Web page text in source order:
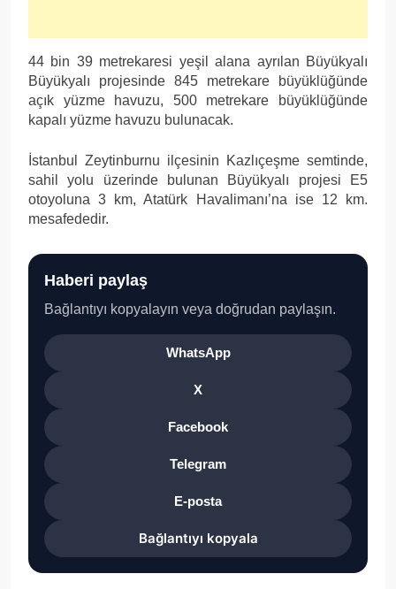
44 bin 39 metrekaresi yeşil alana ayrılan Büyükyalı
Büyükyalı projesinde 845 metrekare büyüklüğünde
açık yüzme havuzu, 500 metrekare büyüklüğünde
kapalı yüzme havuzu bulunacak.
İstanbul Zeytinburnu ilçesinin Kazlıçeşme semtinde,
sahil yolu üzerinde bulunan Büyükyalı projesi E5
otoyoluna 3 km, Atatürk Havalimanı’na ise 12 km.
mesafededir.
Haberi paylaş
Bağlantıyı kopyalayın veya doğrudan paylaşın.
WhatsApp
X
Facebook
Telegram
E-posta
Bağlantıyı kopyala